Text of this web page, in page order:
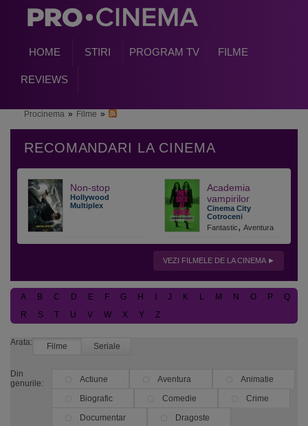
HOME STIRI PROGRAM TV FILME
REVIEWS
Procinema » Filme »
Non-stop
Hollywood
Multiplex
Academia
vampirilor
Cinema City
Cotroceni
Fantastic, Aventura
VEZI FILMELE DE LA CINEMA
A B C D E F G H J K L M N O P
Q
R
S T U V W X Y Z
Arata: Filme Seriale
Din
genurile:
Actiune Aventura
Animatie
Biografic
Comedie
Crime
Documentar
Dragoste